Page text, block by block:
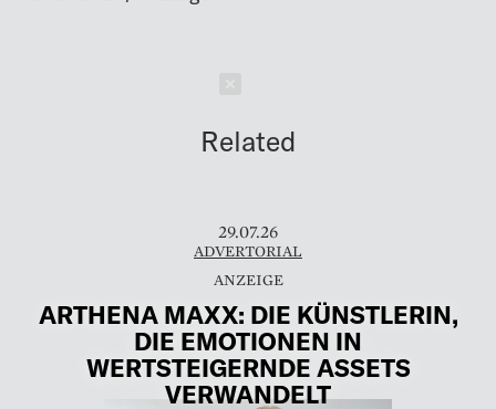
Related
29.07.26
ADVERTORIAL
ARTHENA MAXX: DIE KÜNSTLERIN,
DIE EMOTIONEN IN
WERTSTEIGERNDE ASSETS
VERWANDELT